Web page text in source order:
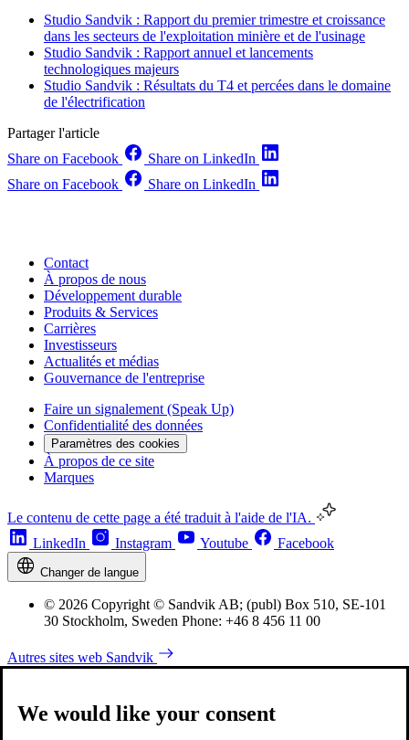
Studio Sandvik : Rapport du premier trimestre et croissance
dans les secteurs de l'exploitation minière et de l'usinage
Studio Sandvik : Rapport annuel et lancements
technologiques majeurs
Studio Sandvik : Résultats du T4 et percées dans le domaine
de l'électrification
Partager l'article
Share on Facebook
Share on LinkedIn
Share on Facebook
Share on LinkedIn
Contact
À propos de nous
Développement durable
Produits & Services
Carrières
Investisseurs
Actualités et médias
Gouvernance de l'entreprise
Faire un signalement (Speak Up)
Confidentialité des données
Paramètres des cookies
À propos de ce site
Marques
Le contenu de cette page a été traduit à l'aide de l'IA.
LinkedIn
Instagram Youtube Facebook
Changer de langue
© 2026 Copyright © Sandvik AB; (publ) Box 510, SE-101
30 Stockholm, Sweden Phone: +46 8 456 11 00
Autres sites web Sandvik
We would like your consent